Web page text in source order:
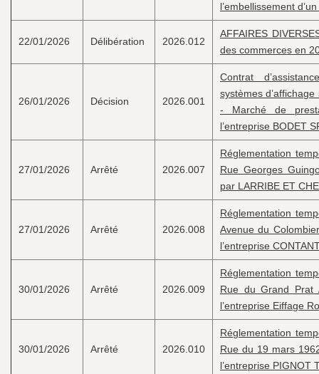
l’embellissement
22/01/2026 Délibération 2026.012
AFFAIRES
des commerces en
26/01/2026 Décision 2026.001
Contrat
systèmes
- Marché de
l’entreprise BODET
27/01/2026 Arrêté 2026.007
Réglementation
Rue Georges
par LARRIBE ET
27/01/2026 Arrêté 2026.008
Réglementation
Avenue du
l’entreprise
30/01/2026 Arrêté 2026.009
Réglementation
Rue du Grand Prat
l’entreprise Eiffage
30/01/2026 Arrêté 2026.010
Réglementation
Rue du 19 mars
l’entreprise PIGNOT